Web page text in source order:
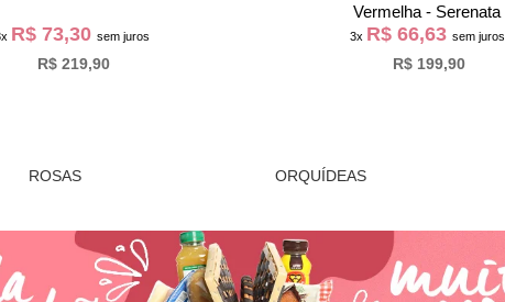
R$ 99,97 sem juros
R$ 299,90
Vermelho
3x R$ 38,63 sem juros
R$ 115,90
ROSAS ORQUÍDEAS